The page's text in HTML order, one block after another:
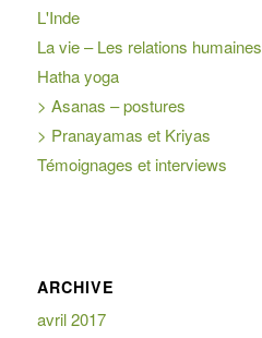
L'Inde
La vie – Les relations humaines
Hatha yoga
> Asanas – postures
> Pranayamas et Kriyas
Témoignages et interviews
ARCHIVE
avril 2017